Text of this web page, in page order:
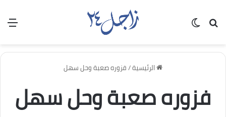
بحث عن
الرئيسية/فزوره صعبة وحل سهل
فزوره صعبة وحل سهل